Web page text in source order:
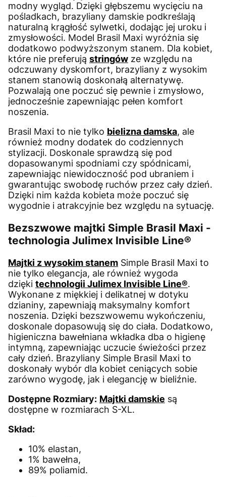
modny wygląd. Dzięki głębszemu wycięciu na
pośladkach, brazyliany damskie podkreślają
naturalną krągłość sylwetki, dodając jej uroku i
zmysłowości. Model Brasil Maxi wyróżnia się
dodatkowo podwyższonym stanem. Dla kobiet,
które nie preferują stringów ze względu na
odczuwany dyskomfort, brazyliany z wysokim
stanem stanowią doskonałą alternatywę.
Pozwalają one poczuć się pewnie i zmysłowo,
jednocześnie zapewniając pełen komfort
noszenia.
Brasil Maxi to nie tylko bielizna damska, ale
również modny dodatek do codziennych
stylizacji. Doskonale sprawdzą się pod
dopasowanymi spodniami czy spódnicami,
zapewniając niewidoczność pod ubraniem i
gwarantując swobodę ruchów przez cały dzień.
Dzięki nim każda kobieta może poczuć się
wygodnie i atrakcyjnie bez względu na sytuację.
Bezszwowe majtki Simple Brasil Maxi -
technologia Julimex Invisible Line®
Majtki z wysokim stanem Simple Brasil Maxi to
nie tylko elegancja, ale również wygoda
dzięki technologii Julimex Invisible Line®.
Wykonane z miękkiej i delikatnej w dotyku
dzianiny, zapewniają maksymalny komfort
noszenia. Dzięki bezszwowemu wykończeniu,
doskonale dopasowują się do ciała. Dodatkowo,
higieniczna bawełniana wkładka dba o higienę
intymną, zapewniając uczucie świeżości przez
cały dzień. Brazyliany Simple Brasil Maxi to
doskonały wybór dla kobiet ceniących sobie
zarówno wygodę, jak i elegancję w bieliźnie.
Dostępne Rozmiary: Majtki damskie są
dostępne w rozmiarach S-XL.
Skład:
10% elastan,
1% bawełna,
89% poliamid.